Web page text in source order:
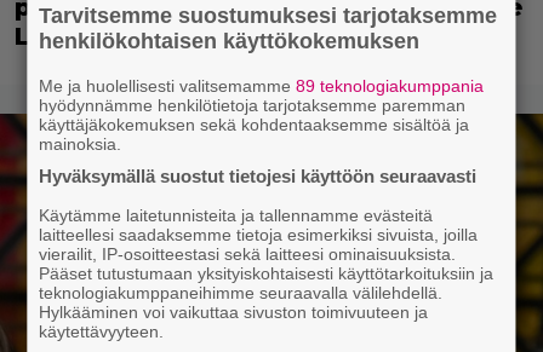
perustuva jännittävä FBI-trilleri – Jude
Law pääosassa
Tarvitsemme suostumuksesi tarjotaksemme
henkilökohtaisen käyttökokemuksen
Me ja huolellisesti valitsemamme89 teknologiakumppania
hyödynnämme henkilötietoja tarjotaksemme paremman
käyttäjäkokemuksen sekä kohdentaaksemme sisältöä ja
mainoksia.
Hyväksymällä suostut tietojesi käyttöön seuraavasti
Käytämme laitetunnisteita ja tallennamme evästeitä
laitteellesi saadaksemme tietoja esimerkiksi sivuista, joilla
vierailit, IP-osoitteestasi sekä laitteesi ominaisuuksista.
Pääset tutustumaan yksityiskohtaisesti käyttötarkoituksiin ja
teknologiakumppaneihimme seuraavalla välilehdellä.
Hylkääminen voi vaikuttaa sivuston toimivuuteen ja
käytettävyyteen.